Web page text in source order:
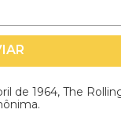
de 1964, The